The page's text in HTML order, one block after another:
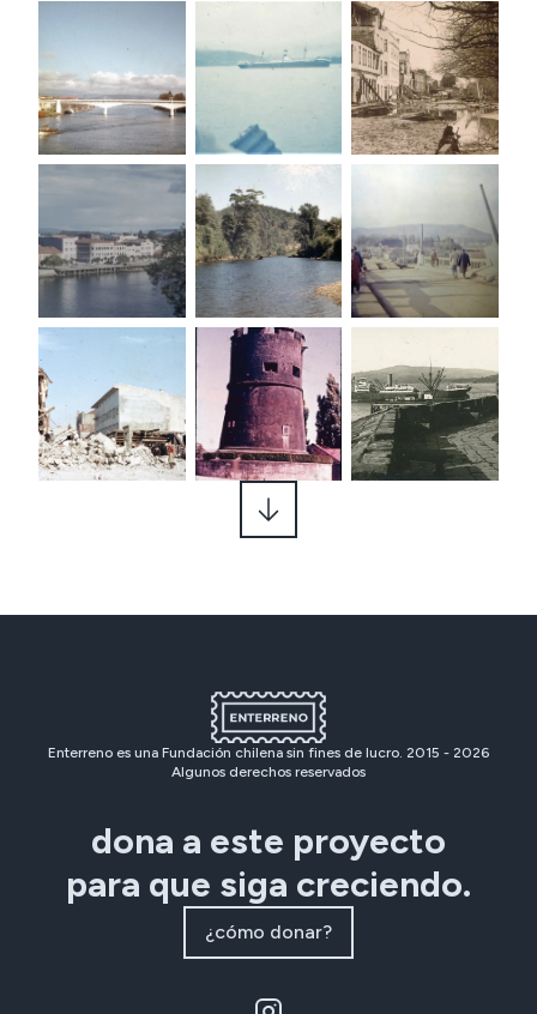
Enterreno es una Fundación chilena sin fines de lucro. 2015 - 2026
Algunos derechos reservados
dona a este proyecto
para que siga creciendo.
¿cómo donar?